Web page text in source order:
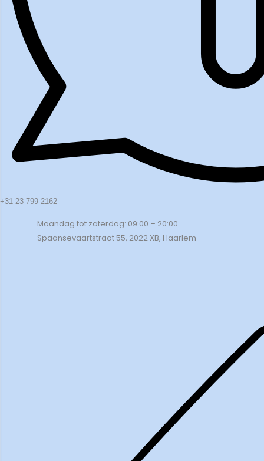
+31 23 799 2162
Maandag tot zaterdag: 09:00 – 20:00
Spaansevaartstraat 55, 2022 XB, Haarlem